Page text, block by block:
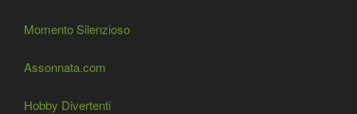
Momento Silenzioso
Assonnata.com
Hobby Divertenti